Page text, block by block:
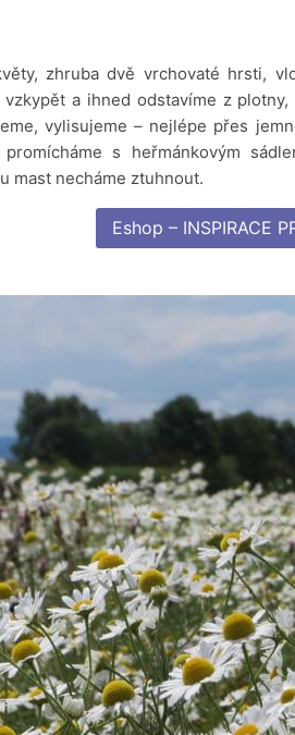
zhruba dvě vrchovaté hrsti,
vzkypět a ihned odstavíme z
vylisujeme – nejlépe přes
s heřmánkovým
mast necháme ztuhnout.
Eshop – INSPIRACE